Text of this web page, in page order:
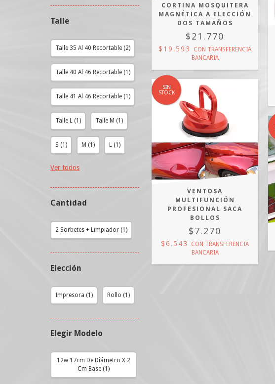
Talle
Talle 35 Al 40 Recortable (2)
Talle 40 Al 46 Recortable (1)
Talle 41 Al 46 Recortable (1)
Talle L (1) Talle M (1)
S (1) M (1) L (1)
Ver todos
Cantidad
2 Sorbetes + Limpiador (1)
Elección
Impresora (1) Rollo (1)
Elegir Modelo
12w 17cm De Diámetro X 2
Cm Base (1)
CORTINA MOSQUITERA
MAGNÉTICA A ELECCIÓN
DOS TAMAÑOS
$21.770
$19.593 CON TRANSFERENCIA
BANCARIA
SIN
STOCK
VENTOSA
MULTIFUNCIÓN
PROFESIONAL SACA
BOLLOS
$7.270
$6.543 CON TRANSFERENCIA
BANCARIA